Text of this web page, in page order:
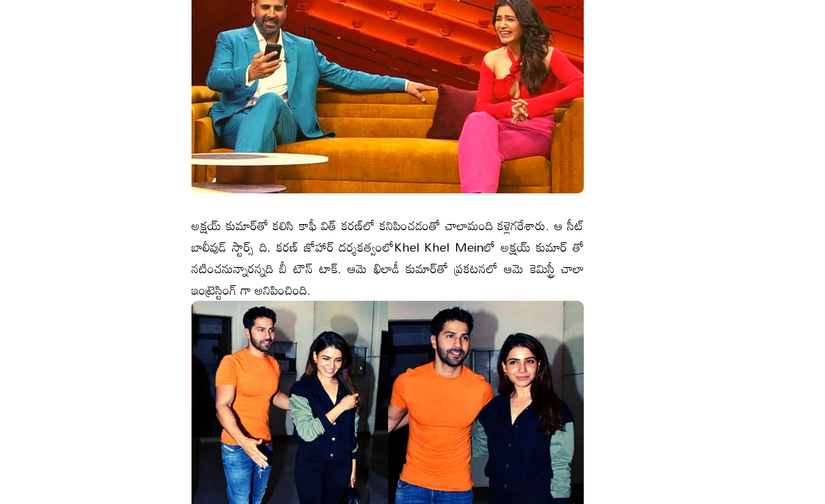
అక్షయ్ కుమార్‌తో కలిసి కాఫీ విత్ కరణ్‌లో కనిపించడంతో చాలామంది క‌ళ్లెగ‌రేశారు. ఆ సీట్
బాలీవుడ్ స్టార్స్ ది. కరణ్ జోహార్ దర్శకత్వంలోKhel Khel Meinలో అక్ష‌య్ కుమార్ తో
న‌టించ‌నున్నార‌న్న‌ది బీ టౌన్ టాక్. ఆమె ఖిలాడీ కుమార్‌తో ప్రకటనలో ఆమె కెమిస్ట్రీ చాలా
ఇంట్రెస్టింగ్ గా అనిపించింది.